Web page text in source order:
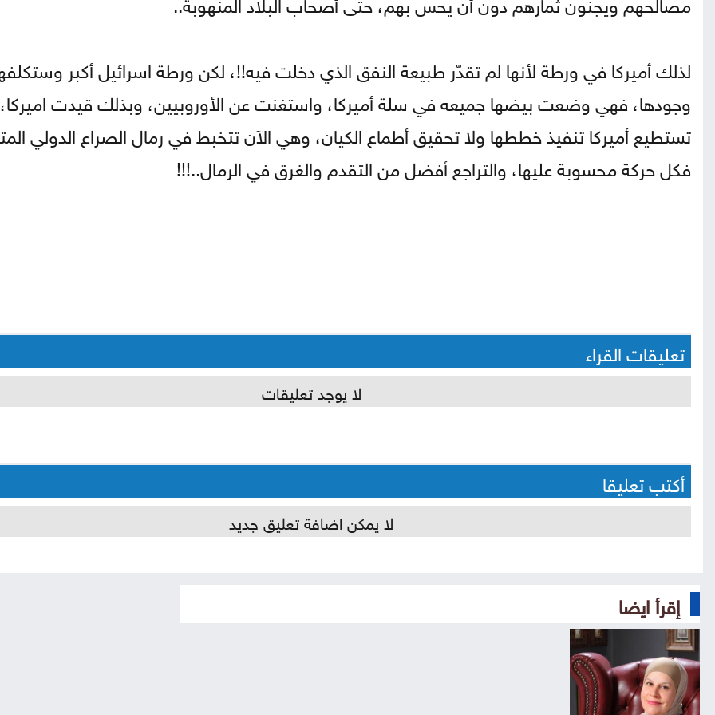
لذلك أميركا في ورطة لأنها لم تقدّر طبيعة النفق الذي دخلت فيه!!، لكن ورطة اسرائيل أكبر
وجودها، فهي وضعت بيضها جميعه في سلة أميركا، واستغنت عن الأوروبيين، وبذلك قيدت
تستطيع أميركا تنفيذ خططها ولا تحقيق أطماع الكيان، وهي الآن تتخبط في رمال الصراع الدولي
فكل حركة محسوبة عليها، والتراجع أفضل من التقدم والغرق في الرمال..!!!
تعليقات القراء
لا يوجد تعليقات
أكتب تعليقا
لا يمكن اضافة تعليق جديد
إقرأ ايضا